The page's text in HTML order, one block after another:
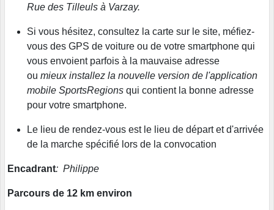
Rue des Tilleuls à Varzay.
Si vous hésitez, consultez la carte sur le site, méfiez-
vous des GPS de voiture ou de votre smartphone qui
vous envoient parfois à la mauvaise adresse
ou mieux installez la nouvelle version de l'application
mobile SportsRegions qui contient la bonne adresse
pour votre smartphone.
Le lieu de rendez-vous est le lieu de départ et d'arrivée
de la marche spécifié lors de la convocation
Encadrant: Philippe
Parcours de 12 km environ